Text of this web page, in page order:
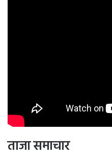
ताजा समाचार